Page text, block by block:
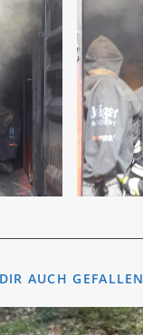
AUCH GEFALLEN